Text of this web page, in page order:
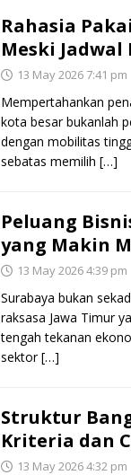
Rahasia
Meski Jadwal
13 May 2026 7:41 pm
Mempertahankan
kota besar bukanlah
dengan mobilitas
sebatas memilih […]
Peluang
yang Makin
13 May 2026 4:39 pm
Surabaya bukan
raksasa Jawa Timur
tengah tekanan
sektor[…]
Struktur
Kriteria dan
13 May 2026 4:32 pm